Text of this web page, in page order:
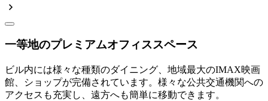
一等地のプレミアムオフィススペース
ビル内には様々な種類のダイニング、地域最大のIMAX映画
館、ショップが完備されています。様々な公共交通機関への
アクセスも充実し、遠方へも簡単に移動できます。